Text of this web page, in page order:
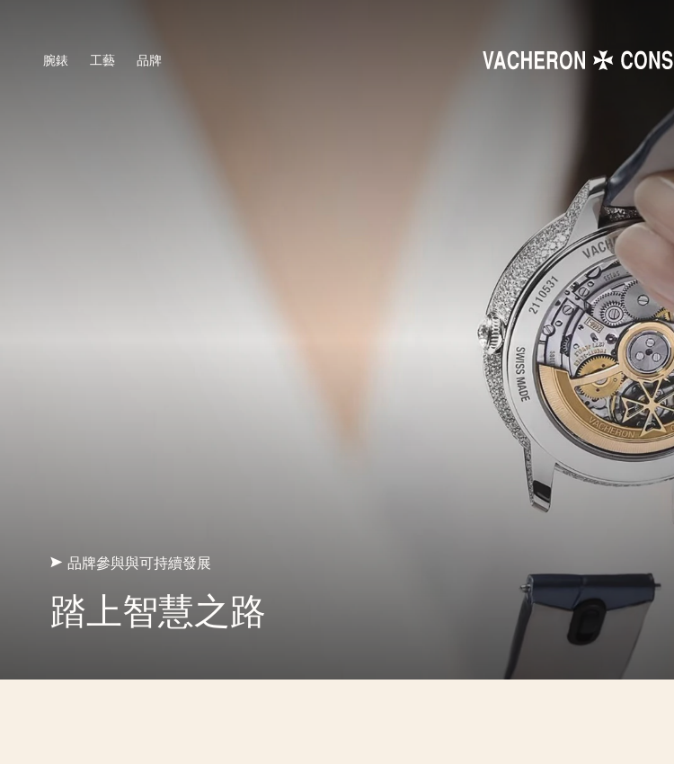
腕錶 工藝 品牌
品牌參與與可持續發展
踏上智慧之路